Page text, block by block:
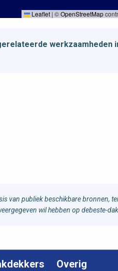
Leaflet | ©OpenStreetMap
werkzaamheden
van publiek beschikbare bronnen,
wil hebben op debeste-
Overig